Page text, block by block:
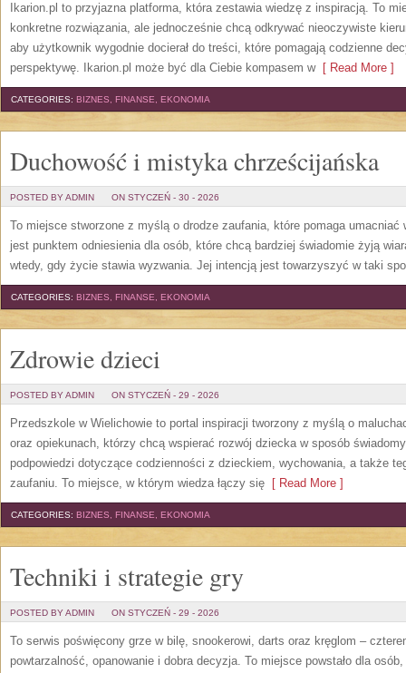
Ikarion.pl to przyjazna platforma, która zestawia wiedzę z inspiracją. To
konkretne rozwiązania, ale jednocześnie chcą odkrywać nieoczywiste
aby użytkownik wygodnie docierał do treści, które pomagają codzienne
perspektywę. Ikarion.pl może być dla Ciebie kompasem w[ Read More ]
CATEGORIES: BIZNES, FINANSE, EKONOMIA
Duchowość i mistyka chrześcijańska
POSTED BY ADMIN ON STYCZEŃ - 30 - 2026
To miejsce stworzone z myślą o drodze zaufania, które pomaga
jest punktem odniesienia dla osób, które chcą bardziej świadomie żyją
wtedy, gdy życie stawia wyzwania. Jej intencją jest towarzyszyć w taki
CATEGORIES: BIZNES, FINANSE, EKONOMIA
Zdrowie dzieci
POSTED BY ADMIN ON STYCZEŃ - 29 - 2026
Przedszkole w Wielichowie to portal inspiracji tworzony z myślą o
oraz opiekunach, którzy chcą wspierać rozwój dziecka w sposób
podpowiedzi dotyczące codzienności z dzieckiem, wychowania, a także
zaufaniu. To miejsce, w którym wiedza łączy się [ Read More ]
CATEGORIES: BIZNES, FINANSE, EKONOMIA
Techniki i strategie gry
POSTED BY ADMIN ON STYCZEŃ - 29 - 2026
To serwis poświęcony grze w bilę, snookerowi, darts oraz kręglom –
powtarzalność, opanowanie i dobra decyzja. To miejsce powstało dla